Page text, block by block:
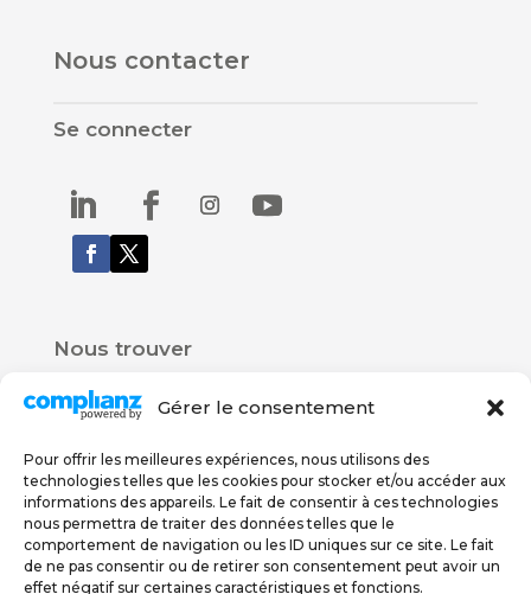
Gérer le consentement
Pour offrir les meilleures expériences, nous utilisons des
technologies telles que les cookies pour stocker et/ou accéder aux
informations des appareils. Le fait de consentir à ces technologies
nous permettra de traiter des données telles que le
comportement de navigation ou les ID uniques sur ce site. Le fait
de ne pas consentir ou de retirer son consentement peut avoir un
effet négatif sur certaines caractéristiques et fonctions.
Nous contacter
Se connecter
Nous trouver
Rue De Carouge 58
076 579 67 78
022 558 06 56
Politique de confidentialité